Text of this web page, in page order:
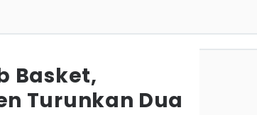
Basket,
Turunkan Dua